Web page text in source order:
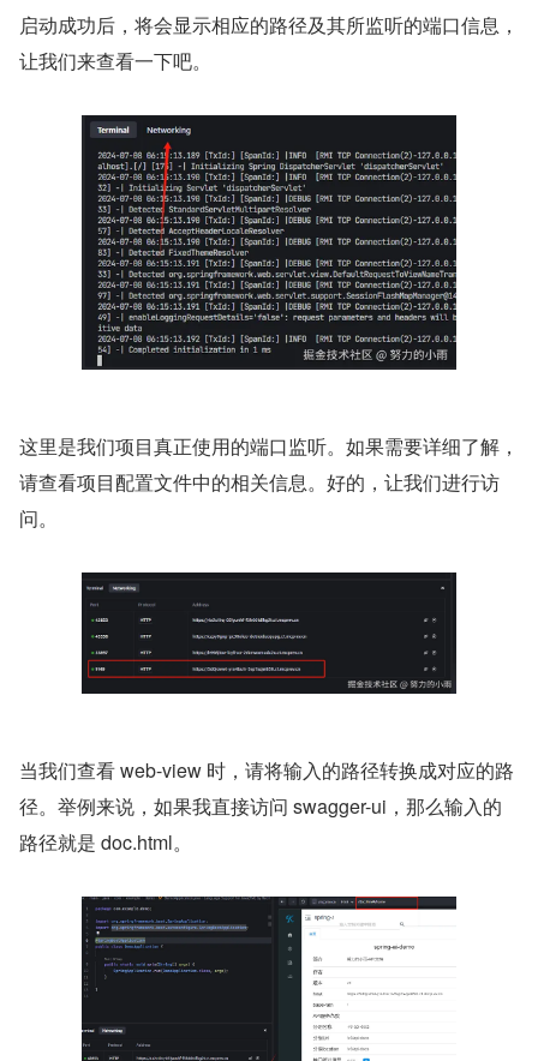
启动成功后，将会显示相应的路径及其所监听的端口信息，
让我们来查看一下吧。
这里是我们项目真正使用的端口监听。如果需要详细了解，
请查看项目配置文件中的相关信息。好的，让我们进行访
问。
当我们查看 web-view 时，请将输入的路径转换成对应的路
径。举例来说，如果我直接访问 swagger-ui，那么输入的
路径就是 doc.html。